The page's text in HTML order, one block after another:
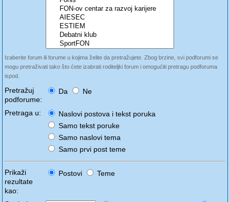
Izaberite forum ili forume u kojima želite da pretražujete. Zbog brzine, svi podforumi se
mogu pretraživati tako što ćete izabrati roditeljki forum i omogućiti pretragu podforuma
ispod.
Pretražuj
podforume:
Da Ne
Pretraga u:
Naslovi postova i tekst poruka
Samo tekst poruke
Samo naslovi tema
Samo prvi post teme
Prikaži
rezultate
kao:
Postovi Teme